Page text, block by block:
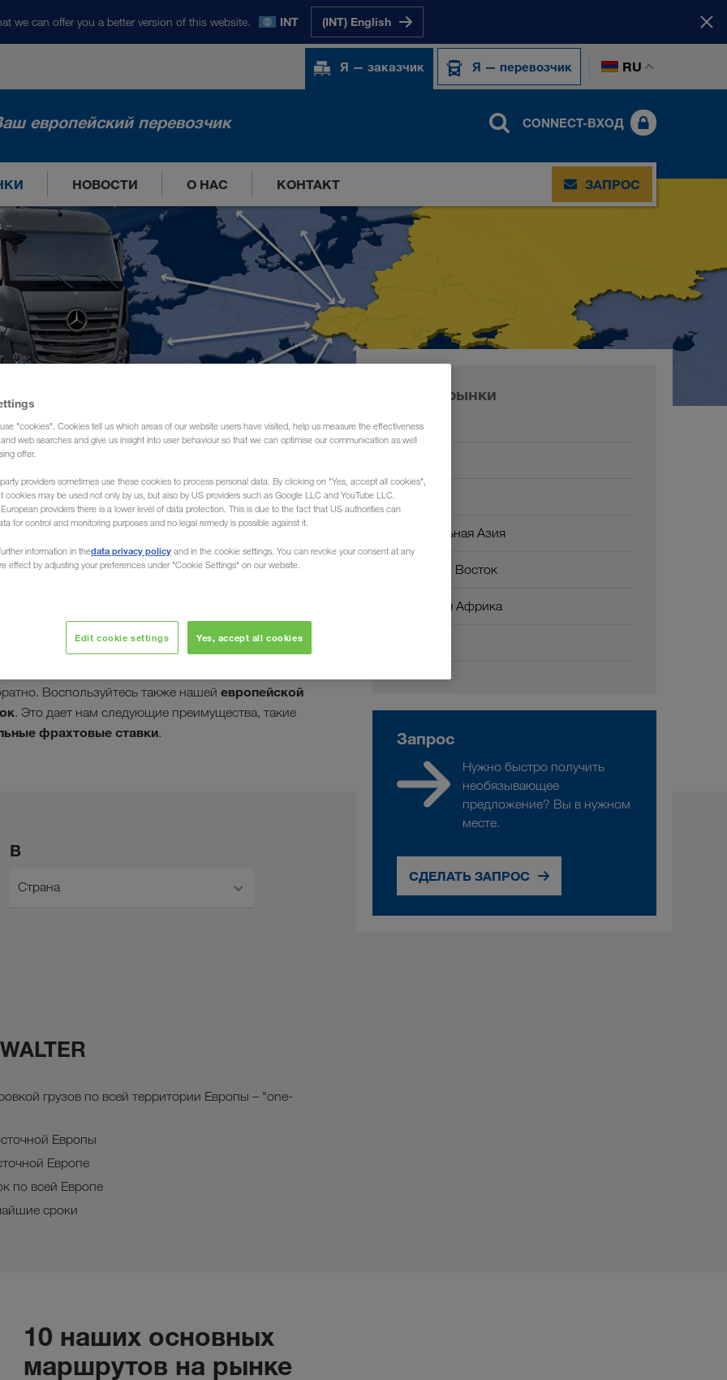
we can offer you a better version of this website. INT (INT) English
Я — заказчик Я — перевозчик RU
европейский перевозчик CONNECT-ВХОД
НОВОСТИ О НАС КОНТАКТ ЗАПРОС
груза)
из Восточной
Европу
на востоке континента: в России, Беларуси,
компания LKW WALTER , Ваш
Воспользуйтесь также нашей европейской
. Это дает нам следующие преимущества, такие
фрахтовые ставки.
В
Страна
грузов по всей территории Европы – "one-
Европы
Европе
по всей Европе
сроки
10 наших основных
маршрутов на рынке
Наши рынки
Европа
Центральная Азия
Ближний Восток
Северная Африка
Запрос
Нужно быстро получить
необязывающее
предложение? Вы в нужном
месте.
СДЕЛАТЬ ЗАПРОС
"cookies". Cookies tell us which areas of our website users have visited, help us measure the effectiveness
web searches and give us insight into user behaviour so that we can optimise our communication as well
offer.
providers sometimes use these cookies to process personal data. By clicking on "Yes, accept all cookies",
cookies may be used not only by us, but also by US providers such as Google LLC and YouTube LLC.
providers there is a lower level of data protection. This is due to the fact that US authorities can
for control and monitoring purposes and no legal remedy is possible against it.
information in thedata privacy policy and in the cookie settings. You can revoke your consent at any
effect by adjusting your preferences under "Cookie Settings" on our website.
Edit cookie settings Yes, accept all cookies